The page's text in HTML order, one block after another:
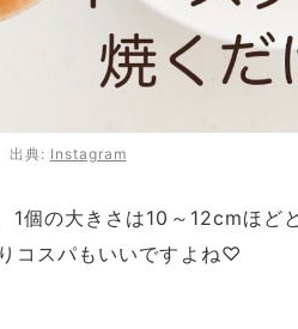
出典: Instagram
個の大きさは10～12cmほど
コスパもいいですよね♡